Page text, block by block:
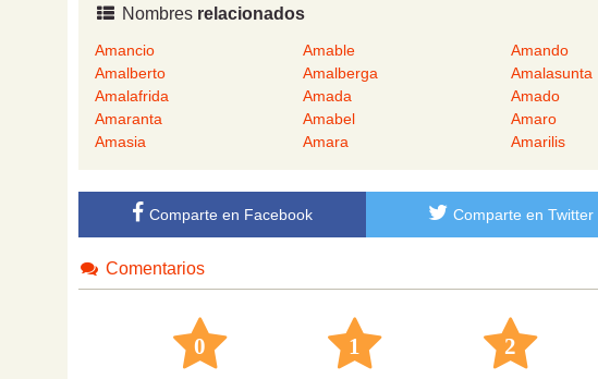
Nombres relacionados
Amancio Amable Amando
Amalberto
Amalberga Amalasunta
Amalafrida
Amada Amado
Amaranta
Amabel Amaro
Amasia
Amara Amarilis
Comparte en Facebook Comparte en Twitter
Comentarios
0 1 2